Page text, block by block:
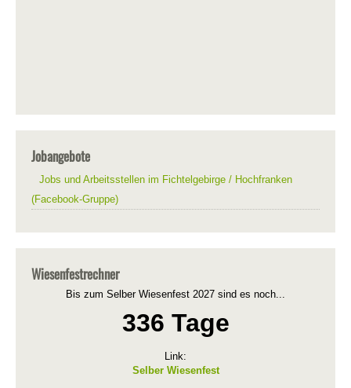
Jobangebote
Jobs und Arbeitsstellen im Fichtelgebirge / Hochfranken
(Facebook-Gruppe)
Wiesenfestrechner
Bis zum Selber Wiesenfest 2027 sind es noch...
336 Tage
Link:
Selber Wiesenfest